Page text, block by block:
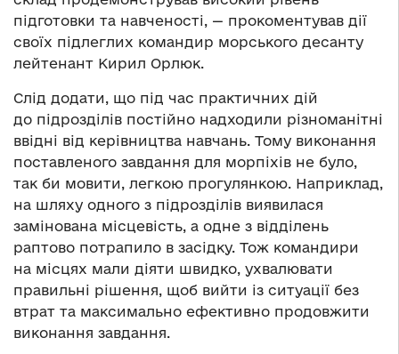
підготовки та навченості, — прокоментував дії
своїх підлеглих командир морського десанту
лейтенант Кирил Орлюк.
Слід додати, що під час практичних дій
до підрозділів постійно надходили різноманітні
ввідні від керівництва навчань. Тому виконання
поставленого завдання для морпіхів не було,
так би мовити, легкою прогулянкою. Наприклад,
на шляху одного з підрозділів виявилася
замінована місцевість, а одне з відділень
раптово потрапило в засідку. Тож командири
на місцях мали діяти швидко, ухвалювати
правильні рішення, щоб вийти із ситуації без
втрат та максимально ефективно продовжити
виконання завдання.